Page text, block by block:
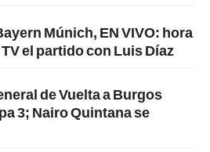
Múnich, EN VIVO: hora
el partido con Luis Díaz
de Vuelta a Burgos
3; Nairo Quintana se